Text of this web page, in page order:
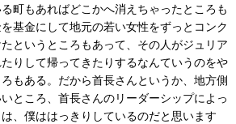
町もあればどこかへ消えちゃったところも
基金にして地元の若い女性をずっとコンク
というところもあって、その人がジュリア
りして帰ってきたりするなんていうのをや
もある。だから首長さんというか、地方側
ところ、首長さんのリーダーシップによっ
、僕ははっきりしているのだと思います